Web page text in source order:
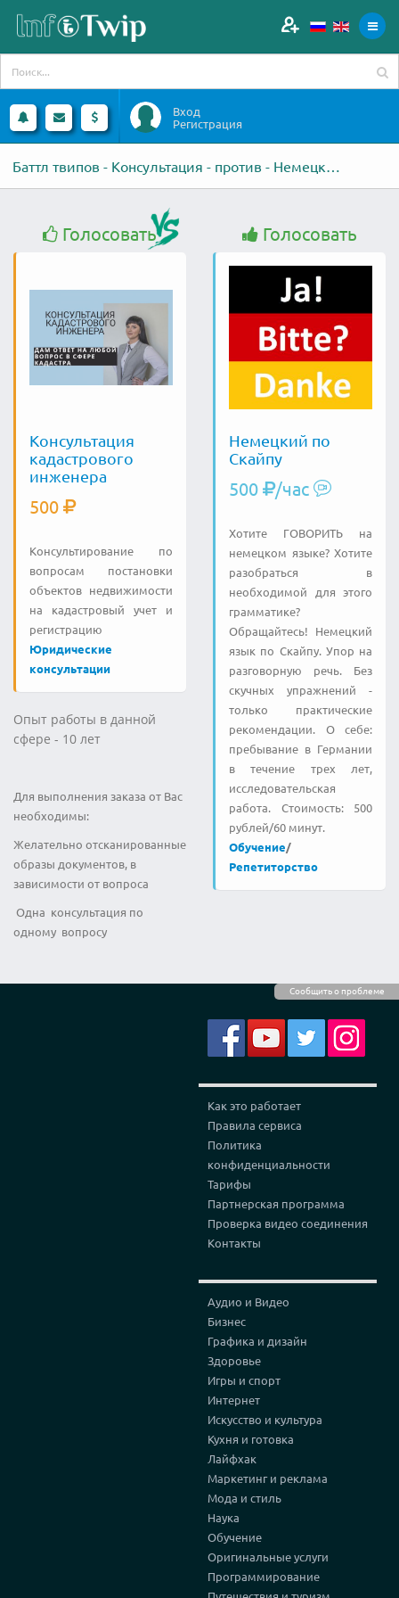
Вход
Регистрация
Баттл твипов - Консультация - против - Немецкий по Скайпу
Сообщить о проблеме
Голосовать
Консультация
кадастрового
инженера
500
Консультирование по
вопросам постановки
объектов недвижимости
на кадастровый учет и
регистрацию
Юридические
консультации
Опыт работы в данной
сфере - 10 лет
Для выполнения заказа от Вас
необходимы:
Желательно отсканированные
образы документов, в
зависимости от вопроса
Одна консультация по
одному вопросу
Голосовать
Немецкий по
Скайпу
500 /час
Хотите ГОВОРИТЬ на
немецком языке? Хотите
разобраться в
необходимой для этого
грамматике?
Обращайтесь! Немецкий
язык по Скайпу. Упор на
разговорную речь. Без
скучных упражнений -
только практические
рекомендации. О себе:
пребывание в Германии
в течение трех лет,
исследовательская
работа. Стоимость: 500
рублей/60 минут.
Обучение/
Репетиторство
Как это работает
Правила сервиса
Политика
конфиденциальности
Тарифы
Партнерская программа
Проверка видео соединения
Контакты
Аудио и Видео
Бизнес
Графика и дизайн
Здоровье
Игры и спорт
Интернет
Искусство и культура
Кухня и готовка
Лайфхак
Маркетинг и реклама
Мода и стиль
Наука
Обучение
Оригинальные услуги
Программирование